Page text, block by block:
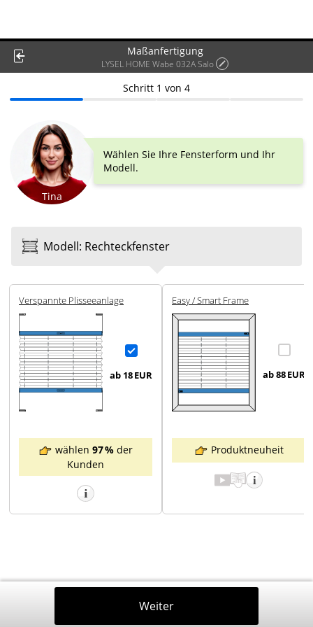
Maßanfertigung
LYSEL HOME Wabe 032A Salo
Schritt 1 von 4
Tina
Wählen Sie Ihre Fensterform und Ihr
Modell.
Modell: Rechteck­fenster
Ver­spannte Plissee­anlage
ab 18EUR
wählen 97 % der
Kunden
Easy / Smart Frame
ab 88EUR
Produktneuheit
Weiter